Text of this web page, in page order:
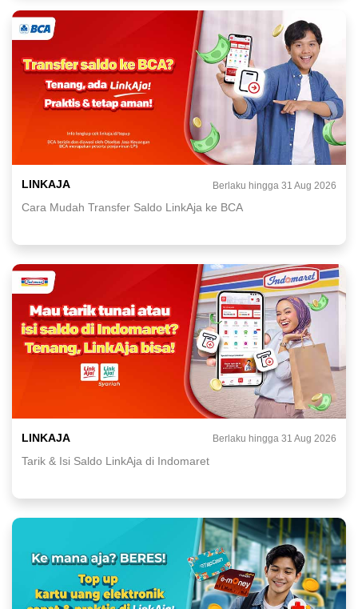
LINKAJA Berlaku hingga 31 Aug 2026
Cara Mudah Transfer Saldo LinkAja ke BCA
LINKAJA Berlaku hingga 31 Aug 2026
Tarik & Isi Saldo LinkAja di Indomaret